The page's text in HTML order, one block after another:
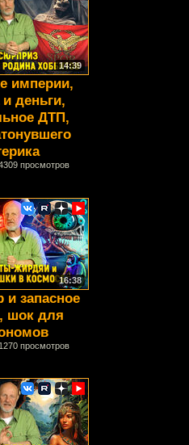
14:39
империи,
деньги,
ДТП,
просмотров
16:38
и запасное
шок для
просмотров